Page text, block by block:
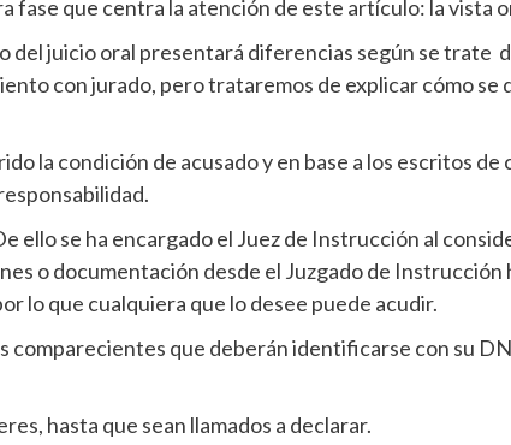
fase que centra la atención de este artículo: la vista
del juicio oral presentará diferencias según se trate
con jurado, pero trataremos de explicar cómo se
la condición de acusado y en base a los escritos
ello se ha encargado el Juez de Instrucción al
o documentación desde el Juzgado de Instrucción
lo que cualquiera que lo desee puede acudir.
comparecientes que deberán identificarse con su
hasta que sean llamados a declarar.